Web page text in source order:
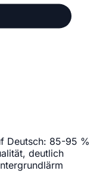
Deutsch: 85-95 %
deutlich